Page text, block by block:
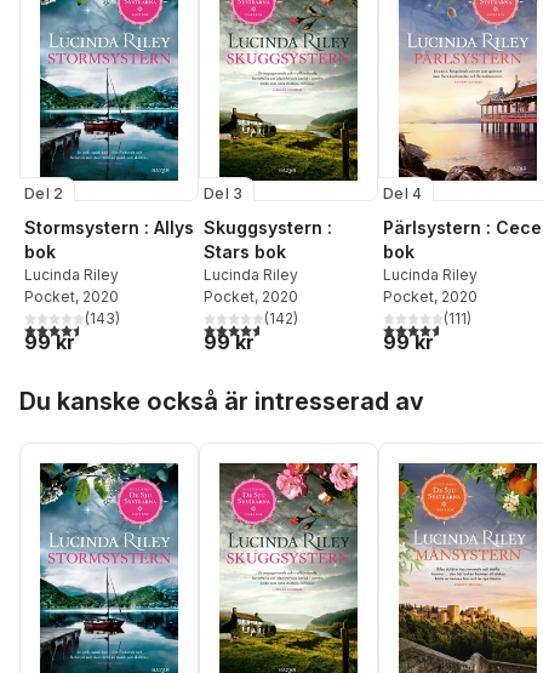
Del 2
Stormsystern : Allys
bok
Lucinda Riley
Pocket, 2020
4,5utav 5 stjärnor. Totalt antal röster:
(143)
99 kr
Del 3
Skuggsystern :
Stars bok
Lucinda Riley
Pocket, 2020
4,6utav 5 stjärnor. Totalt antal röster:
(142)
99 kr
Del 4
Pärlsystern :
bok
Lucinda Riley
Pocket, 2020
4,6utav 5 stjärnor.
(111)
99 kr
Du kanske också är intresserad av